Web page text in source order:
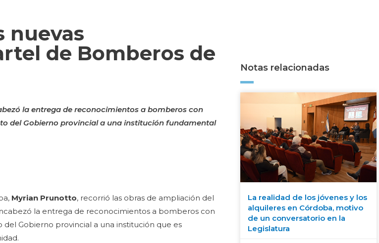
nuevas
de Bomberos de
la entrega de reconocimientos a bomberos con
del Gobierno provincial a una institución fundamental
Myrian Prunotto, recorrió las obras de ampliación del
la entrega de reconocimientos a bomberos con
Gobierno provincial a una institución que es
Notas relacionadas
La realidad de los jóvenes y los
alquileres en Córdoba, motivo
de un conversatorio en la
Legislatura